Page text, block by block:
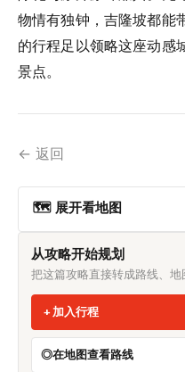
物情有独钟，吉隆坡都能
的行程足以领略这座动感
景点。
← 返回
🗺 展开看地图
从攻略开始规划
把这篇攻略直接转成路线、地
加入行程
在地图查看路线